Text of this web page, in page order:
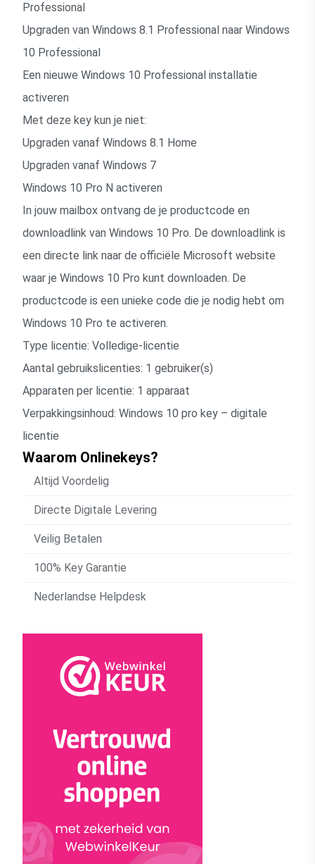
Professional
Upgraden van Windows 8.1 Professional naar Windows
10 Professional
Een nieuwe Windows 10 Professional installatie
activeren
Met deze key kun je niet:
Upgraden vanaf Windows 8.1 Home
Upgraden vanaf Windows 7
Windows 10 Pro N activeren
In jouw mailbox ontvang de je productcode en
downloadlink van Windows 10 Pro. De downloadlink is
een directe link naar de officiële Microsoft website
waar je Windows 10 Pro kunt downloaden. De
productcode is een unieke code die je nodig hebt om
Windows 10 Pro te activeren.
Type licentie: Volledige-licentie
Aantal gebruikslicenties: 1 gebruiker(s)
Apparaten per licentie: 1 apparaat
Verpakkingsinhoud: Windows 10 pro key – digitale
licentie
Waarom Onlinekeys?
Altijd Voordelig
Directe Digitale Levering
Veilig Betalen
100% Key Garantie
Nederlandse Helpdesk